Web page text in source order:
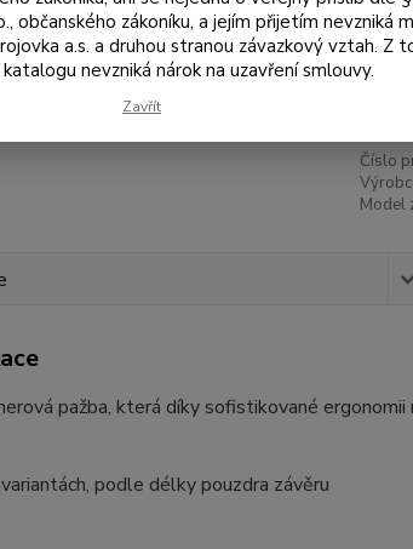
3
Číslo
Model
pažba, která díky sofistikované
podle délky pouzdra závěru
občanského zákoníku, a jejím přijetím nevzniká
a.s. a druhou stranou závazkový vztah. Z
nevzniká nárok na uzavření smlouvy.
Zavřít